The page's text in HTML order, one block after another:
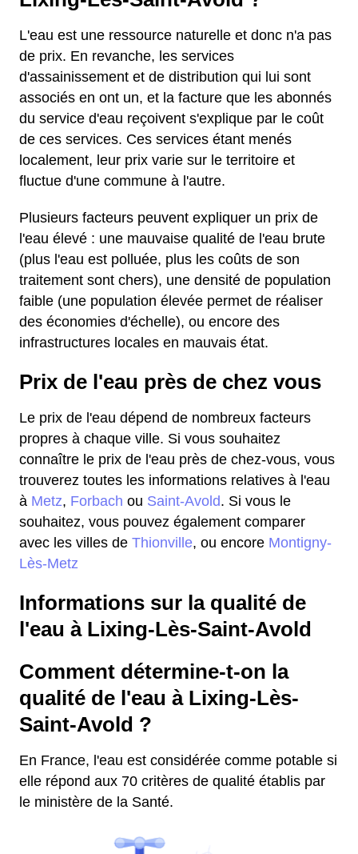
L'eau est une ressource naturelle et donc n'a pas
de prix. En revanche, les services
d'assainissement et de distribution qui lui sont
associés en ont un, et la facture que les abonnés
du service d'eau reçoivent s'explique par le coût
de ces services. Ces services étant menés
localement, leur prix varie sur le territoire et
fluctue d'une commune à l'autre.
Plusieurs facteurs peuvent expliquer un prix de
l'eau élevé : une mauvaise qualité de l'eau brute
(plus l'eau est polluée, plus les coûts de son
traitement sont chers), une densité de population
faible (une population élevée permet de réaliser
des économies d'échelle), ou encore des
infrastructures locales en mauvais état.
Prix de l'eau près de chez vous
Le prix de l'eau dépend de nombreux facteurs
propres à chaque ville. Si vous souhaitez
connaître le prix de l'eau près de chez-vous, vous
trouverez toutes les informations relatives à l'eau
à Metz, Forbach ou Saint-Avold. Si vous le
souhaitez, vous pouvez également comparer
avec les villes de Thionville, ou encore Montigny-
Lès-Metz
Informations sur la qualité de
l'eau à Lixing-Lès-Saint-Avold
Comment détermine-t-on la
qualité de l'eau à Lixing-Lès-
Saint-Avold ?
En France, l'eau est considérée comme potable si
elle répond aux 70 critères de qualité établis par
le ministère de la Santé.